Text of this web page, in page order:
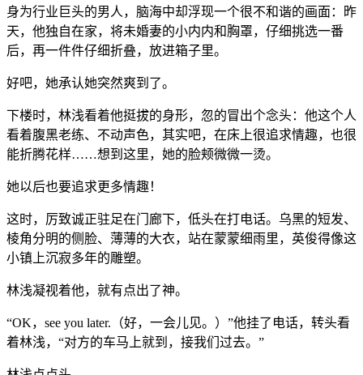
身为行业巨头的男人，脑海中却浮现一个很不和谐的画面：昨
天，他独自在家，将未婚妻的小内内和胸罩，仔细挑选一番
后，再一件件仔细折叠，放进箱子里。
好吧，她承认她突然爽到了。
下楼时，林浅看着他挺拔的身形，忽的冒出个念头：他这个人
看着腹黑老练、不动声色，其实吧，在床上很追求情趣，也很
能折腾花样……想到这里，她的脸颊微微一烫。
她以后也要追求更多情趣！
这时，厉致诚正驻足在门廊下，低头在打电话。乌黑的短发、
棱角分明的侧脸、薄薄的大衣，站在蒙蒙细雨里，英俊得像这
小镇上沉寂多年的雕塑。
林浅凝视着他，就有点出了神。
“OK，see you later.（好，一会儿见。）”他挂了电话，转头看
着林浅，“对方的车马上就到，接我们过去。”